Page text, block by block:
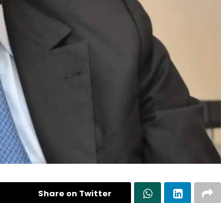
Share on Twitter